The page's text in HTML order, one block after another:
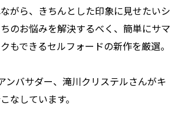
がら、きちんとした印象に見せたいシ
のお悩みを解決するべく、簡単にサマ
もできるセルフォードの新作を厳選。
ンバサダー、滝川クリステルさんがキ
なしています。